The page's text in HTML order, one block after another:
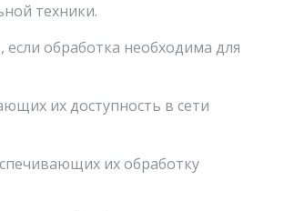
техники.
обработка необходима для
их доступность в сети
их обработку